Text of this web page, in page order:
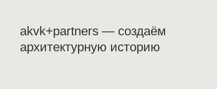
akvk+partners — создаём
архитектурную историю